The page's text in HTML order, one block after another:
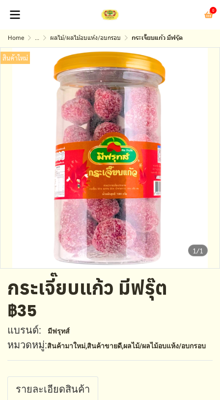
0
Home ... ผลไม้/ผลไม้อบแห้ง/อบกรอบ กระเจี๊ยบแก้ว มีฟรุ๊ต
1/1
สินค้าใหม่
กระเจี๊ยบแก้ว มีฟรุ๊ต
฿35
แบรนด์: มีฟรุทส์
หมวดหมู่:สินค้ามาใหม่,สินค้าขายดี,ผลไม้/ผลไม้อบแห้ง/อบกรอบ
รายละเอียดสินค้า